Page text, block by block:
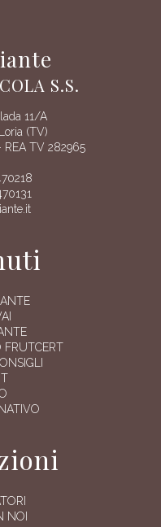
S.S.
11/A
(TV)
REA TV 282965
FRUTCERT
NOI